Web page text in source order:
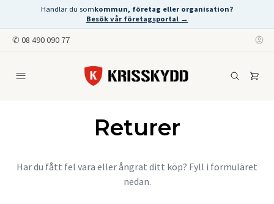
Handlar du somkommun, företag eller organisation?
Besök vår företagsportal →
✆ 08 490 090 77
Returer
Har du fått fel vara eller ångrat ditt köp? Fyll i formuläret
nedan.